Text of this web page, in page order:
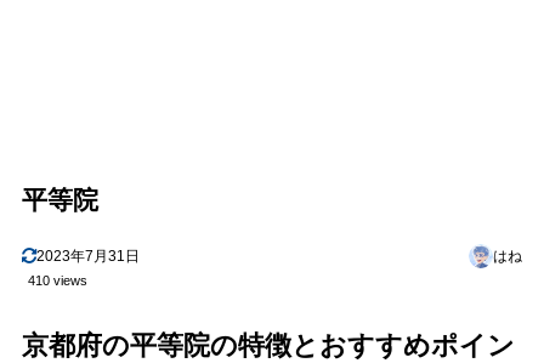
平等院
2023年7月31日 はね
410 views
京都府の平等院の特徴とおすすめポイン